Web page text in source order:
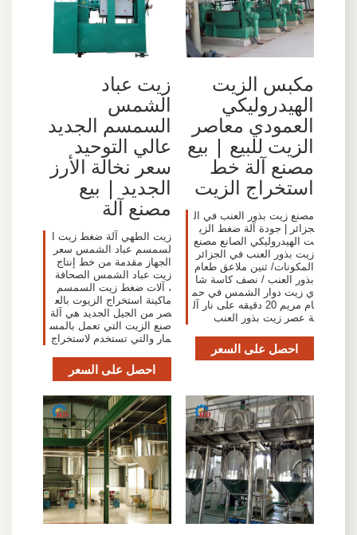
مكبس الزيت
الهيدروليكي
العمودي معاصر
الزيت للبيع | بيع
مصنع آلة خط
استخراج الزيت
مصنع زيت بذور العنب في ال
جزائر | جودة آلة ضغط الزي
ت الهيدروليكي الصانع مصنع
زيت بذور العنب في الجزائر
المكونات/ ثنين ملاعق طعام
بذور العنب / نصف كاسة شا
ي زيت دوار الشمس في حم
ام مريم 20 دقيقه على نار آل
ة عصر زيت بذور العنب
احصل على السعر
زيت عباد
الشمس
السمسم الجديد
عالي التوحيد
سعر نخالة الأرز
الجديد | بيع
مصنع آلة
زيت الطهي آلة ضغط زيت ا
لسمسم عباد الشمس سعر
الجهاز مقدمة من خط إنتاج
زيت عباد الشمس الصحافة
، آلات ضغط زيت السمسم
ماكينة استخراج الزيوت بالع
صر من الجيل الجديد هي آلة
صنع الزيت التي تعمل بالمس
مار والتي تستخدم لاستخراج
احصل على السعر